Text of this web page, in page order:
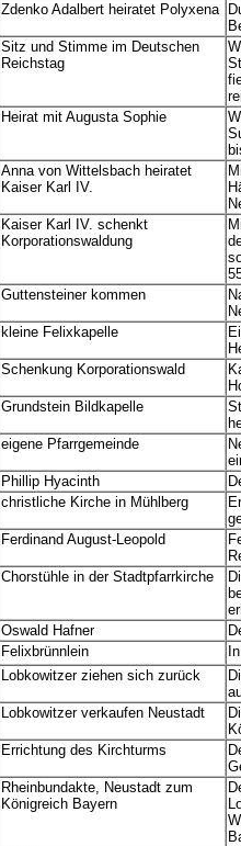
Zdenko Adalbert heiratet Polyxena
Sitz und Stimme im Deutschen
Reichstag
Heirat mit Augusta Sophie
Anna von Wittelsbach heiratet
Kaiser Karl IV.
Kaiser Karl IV. schenkt
Korporationswaldung
Guttensteiner kommen
kleine Felixkapelle
Schenkung Korporationswald
Grundstein Bildkapelle
eigene Pfarrgemeinde
Phillip Hyacinth
christliche Kirche in Mühlberg
Ferdinand August-Leopold
Chorstühle in der Stadtpfarrkirche
Oswald Hafner
Felixbrünnlein
Lobkowitzer ziehen sich zurück
Lobkowitzer verkaufen Neustadt
Errichtung des Kirchturms
Rheinbundakte, Neustadt zum
Königreich Bayern